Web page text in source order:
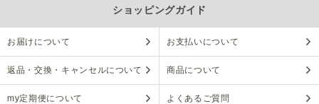
ショッピングガイド
お届けについて お支払いについて
返品・交換・キャンセルについて 商品について
my定期便について よくあるご質問